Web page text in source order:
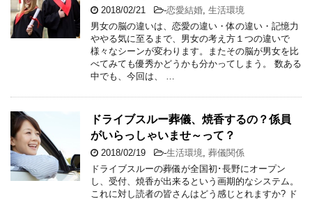
2018/02/21 -恋愛結婚, 生活環境
男女の脳の違いは、恋愛の違い・体の違い・記憶力
ややる気に至るまで、男女の考え方１つの違いで
様々なシーンが変わります。またその脳が男女を比
べてみても優秀かどうかも分かってしまう。 数ある
中でも、今回は、 …
ドライブスルー葬儀、焼香するの？係員
がいらっしゃいませ～って？
2018/02/19 -生活環境, 葬儀関係
ドライブスルーの葬儀が全国初･長野にオープン
し、受付、焼香が出来るという画期的なシステム。
これに対し読者の皆さんはどう感じとれますか? ド